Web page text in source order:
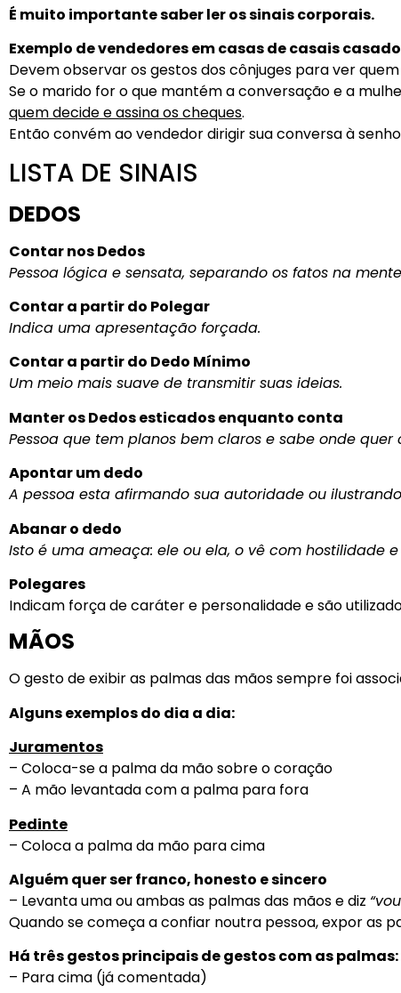
É muito importante saber ler os sinais corporais.
Exemplo de vendedores em casas de casais
Devem observar os gestos dos cônjuges para ver
Se o marido for o que mantém a conversação e a
quem decide e assina os cheques.
Então convém ao vendedor dirigir sua conversa à
LISTA DE SINAIS
DEDOS
Contar nos Dedos
Pessoa lógica e sensata, separando os fatos na
Contar a partir do Polegar
Indica uma apresentação forçada.
Contar a partir do Dedo Mínimo
Um meio mais suave de transmitir suas ideias.
Manter os Dedos esticados enquanto conta
Pessoa que tem planos bem claros e sabe onde quer
Apontar um dedo
A pessoa esta afirmando sua autoridade ou
Abanar o dedo
Isto é uma ameaça: ele ou ela, o vê com hostilidade
Polegares
Indicam força de caráter e personalidade e são
MÃOS
O gesto de exibir as palmas das mãos sempre foi
Alguns exemplos do dia a dia:
Juramentos
– Coloca-se a palma da mão sobre o coração
– A mão levantada com a palma para fora
Pedinte
– Coloca a palma da mão para cima
Alguémquer ser franco, honesto e sincero
– Levanta uma ou ambas as palmas das mãos e diz
Quando se começa a confiar noutra pessoa, expor as
Há três gestos principais de gestos com as palmas:
– Para cima (já comentada)